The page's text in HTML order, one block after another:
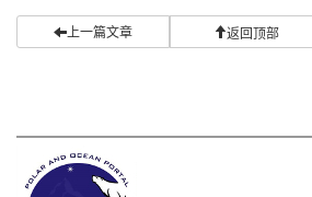
上一篇文章 返回顶部